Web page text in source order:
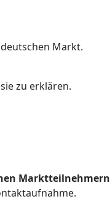
Markt.
zu erklären.
Marktteilnehmern